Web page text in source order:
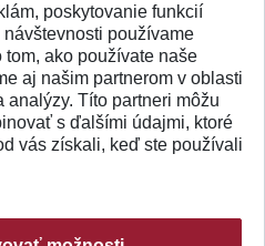
NA VRCH
poskytovanie funkcií
používame
ako používate naše
aj našim partnerom v oblasti
Títo partneri môžu
s ďalšími údajmi, ktoré
vás získali, keď ste používali